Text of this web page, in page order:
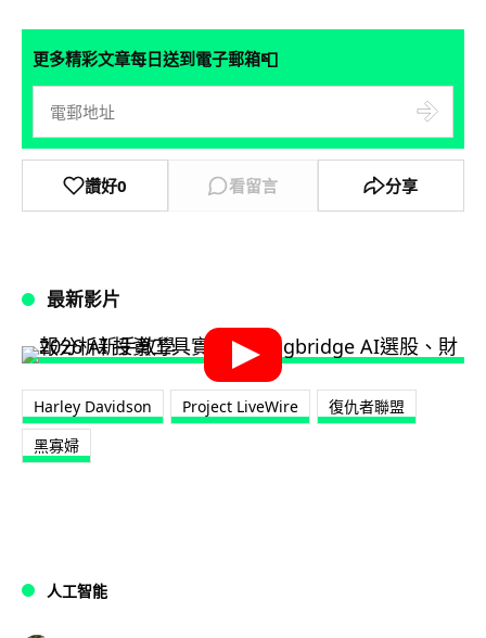
更多精彩文章每日送到電子郵箱📮
讚好0 看留言 分享
最新影片
Harley Davidson Project LiveWire
復仇者聯盟
黑寡婦
人工智能